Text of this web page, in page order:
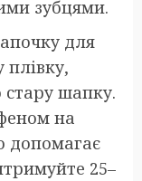
зубцями.
для
плівку,
шапку.
на
допомагає
25–